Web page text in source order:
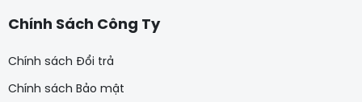
Chính Sách Công Ty
Chính sách Đổi trả
Chính sách Bảo mật